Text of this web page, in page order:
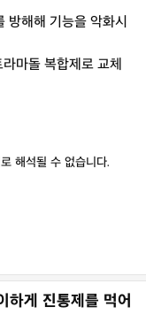
방해해 기능을 악화시
마돌 복합제로 교체
해석될 수 없습니다.
하게 진통제를 먹어